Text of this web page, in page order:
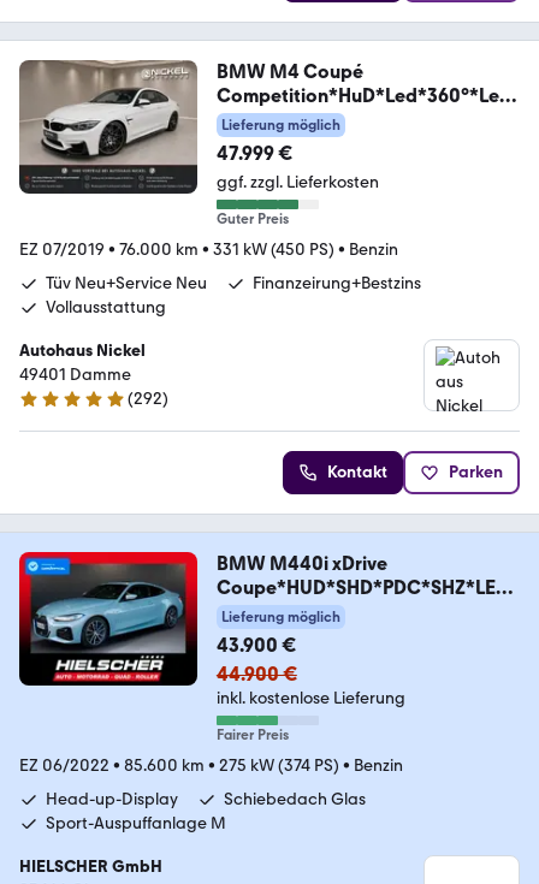
BMW M4 Coupé
Competition*HuD*Led*360°*Led
er*kein OPF
Lieferung möglich
47.999 €
ggf. zzgl. Lieferkosten
Guter Preis
EZ 07/2019 • 76.000 km • 331 kW (450 PS) • Benzin
Tüv Neu+Service Neu
Finanzeirung+Bestzins
Vollausstattung
Autohaus Nickel
49401 Damme
4.8 Sterne
(292)
Kontakt Parken
BMW M440i xDrive
Coupe*HUD*SHD*PDC*SHZ*LED*
18"*
Lieferung möglich
43.900 €
44.900 €
inkl. kostenlose Lieferung
Fairer Preis
EZ 06/2022 • 85.600 km • 275 kW (374 PS) • Benzin
Head-up-Display
Schiebedach Glas
Sport-Auspuffanlage M
HIELSCHER GmbH